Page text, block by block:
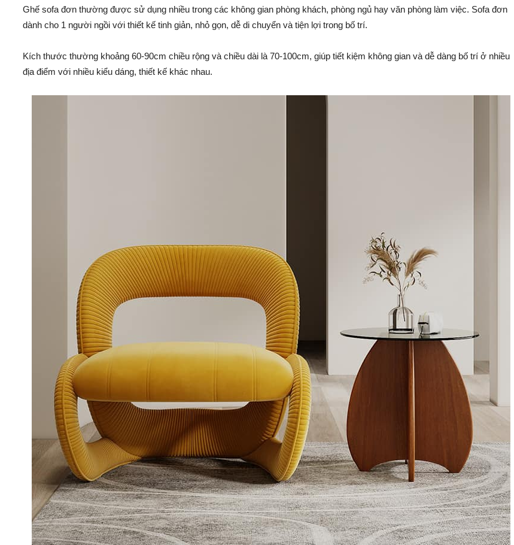
Ghế sofa đơn thường được sử dụng nhiều trong các không gian phòng khách, phòng ngủ hay văn phòng làm việc. Sofa đơn
dành cho 1 người ngồi với thiết kế tinh giản, nhỏ gọn, dễ di chuyển và tiện lợi trong bố trí.
Kích thước thường khoảng 60-90cm chiều rộng và chiều dài là 70-100cm, giúp tiết kiệm không gian và dễ dàng bố trí ở nhiều
địa điểm với nhiều kiểu dáng, thiết kế khác nhau.